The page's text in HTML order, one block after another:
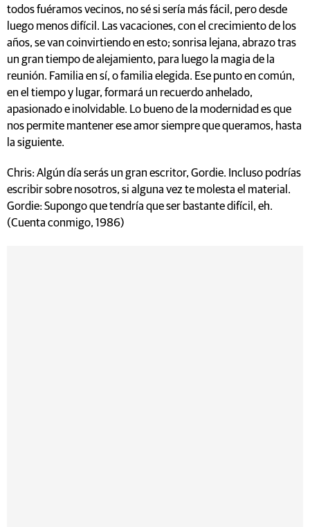
todos fuéramos vecinos, no sé si sería más fácil, pero desde
luego menos difícil. Las vacaciones, con el crecimiento de los
años, se van coinvirtiendo en esto; sonrisa lejana, abrazo tras
un gran tiempo de alejamiento, para luego la magia de la
reunión. Familia en sí, o familia elegida. Ese punto en común,
en el tiempo y lugar, formará un recuerdo anhelado,
apasionado e inolvidable. Lo bueno de la modernidad es que
nos permite mantener ese amor siempre que queramos, hasta
la siguiente.
Chris: Algún día serás un gran escritor, Gordie. Incluso podrías
escribir sobre nosotros, si alguna vez te molesta el material.
Gordie: Supongo que tendría que ser bastante difícil, eh.
(Cuenta conmigo, 1986)